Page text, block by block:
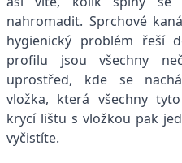
nahromadit. Sprchové
hygienický problém řeší
profilu jsou všechny
uprostřed, kde se
vložka, která všechny
krycí lištu s vložkou pak
vyčistíte.